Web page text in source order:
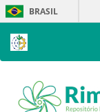
Skip
navigation
BRASIL